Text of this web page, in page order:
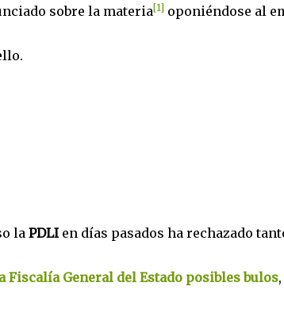
sobre la materia[1]oponiéndose al
la PDLIen días pasados ha rechazado
Fiscalía General del Estado posibles bulos